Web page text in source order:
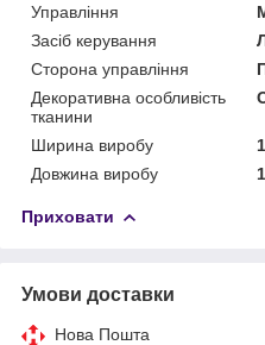
Управління
Засіб керування
Сторона управління
Декоративна особливість
тканини
Ширина виробу
Довжина виробу
Приховати
Умови доставки
Нова Пошта